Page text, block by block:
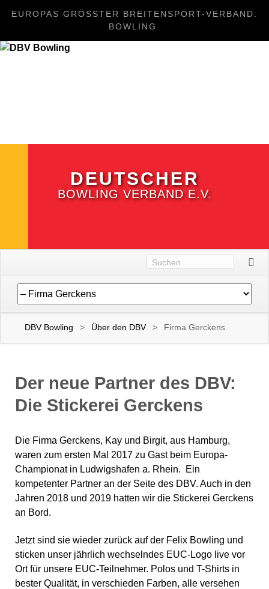
EUROPAS GRÖSSTER BREITENSPORT-VERBAND: B
OWLING.
DEUTSCHER
BOWLING VERBAND E.V.
Navigation
überspringen
DBV Bowling Über den DBV Firma Gerckens
Der neue Partner des DBV:
Die Stickerei Gerckens
Die Firma Gerckens, Kay und Birgit, aus Hamburg,
waren zum ersten Mal 2017 zu Gast beim Europa-
Championat in Ludwigshafen a. Rhein. Ein
kompetenter Partner an der Seite des DBV. Auch in den
Jahren 2018 und 2019 hatten wir die Stickerei Gerckens
an Bord.
Jetzt sind sie wieder zurück auf der Felix Bowling und
sticken unser jährlich wechselndes EUC-Logo live vor
Ort für unsere EUC-Teilnehmer. Polos und T-Shirts in
bester Qualität, in verschieden Farben, alle versehen